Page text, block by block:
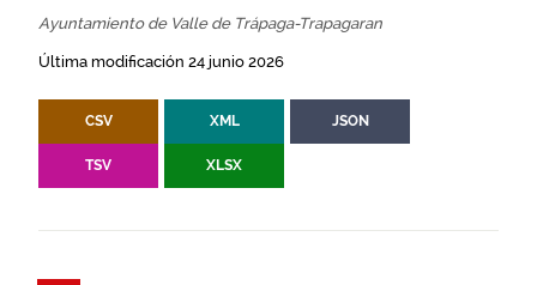
Ayuntamiento de Valle de Trápaga-Trapagaran
Última modificación 24 junio 2026
CSV XML JSON
TSV XLSX